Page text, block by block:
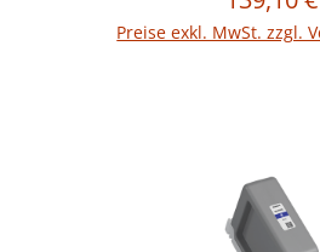
Preise exkl. MwSt. zzgl.